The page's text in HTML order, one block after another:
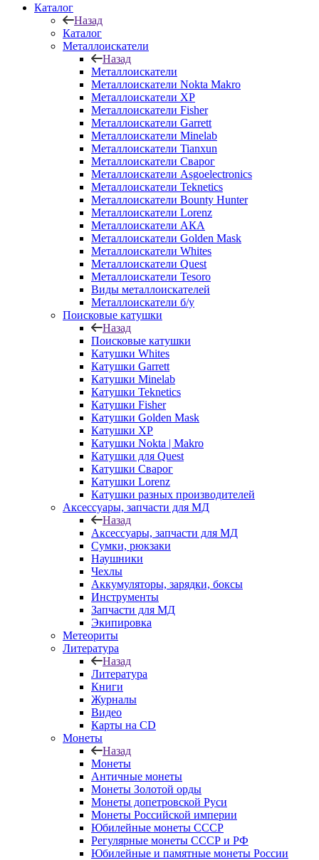
Каталог
Назад
Каталог
Металлоискатели
Назад
Металлоискатели
Металлоискатели Nokta Makro
Металлоискатели XP
Металлоискатели Fisher
Металлоискатели Garrett
Металлоискатели Minelab
Металлоискатели Tianxun
Металлоискатели Сварог
Металлоискатели Asgoelectronics
Металлоискатели Teknetics
Металлоискатели Bounty Hunter
Металлоискатели Lorenz
Металлоискатели АКА
Металлоискатели Golden Mask
Металлоискатели Whites
Металлоискатели Quest
Металлоискатели Tesoro
Виды металлоискателей
Металлоискатели б/у
Поисковые катушки
Назад
Поисковые катушки
Катушки Whites
Катушки Garrett
Катушки Minelab
Катушки Teknetics
Катушки Fisher
Катушки Golden Mask
Катушки XP
Катушки Nokta | Makro
Катушки для Quest
Катушки Сварог
Катушки Lorenz
Катушки разных производителей
Аксессуары, запчасти для МД
Назад
Аксессуары, запчасти для МД
Сумки, рюкзаки
Наушники
Чехлы
Аккумуляторы, зарядки, боксы
Инструменты
Запчасти для МД
Экипировка
Метеориты
Литература
Назад
Литература
Книги
Журналы
Видео
Карты на CD
Монеты
Назад
Монеты
Античные монеты
Монеты Золотой орды
Монеты допетровской Руси
Монеты Российской империи
Юбилейные монеты СССР
Регулярные монеты СССР и РФ
Юбилейные и памятные монеты России